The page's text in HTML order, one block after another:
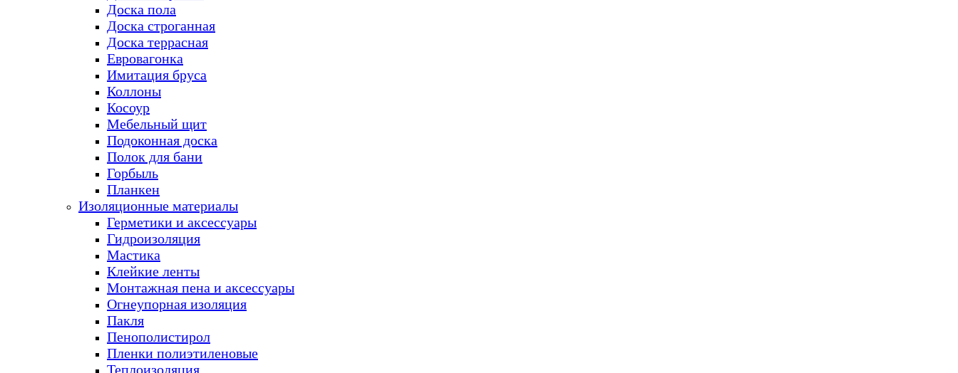
Доска пола
Доска строганная
Доска террасная
Евровагонка
Имитация бруса
Коллоны
Косоур
Мебельный щит
Подоконная доска
Полок для бани
Горбыль
Планкен
Изоляционные материалы
Герметики и аксессуары
Гидроизоляция
Мастика
Клейкие ленты
Монтажная пена и аксессуары
Огнеупорная изоляция
Пакля
Пенополистирол
Пленки полиэтиленовые
Теплоизоляция